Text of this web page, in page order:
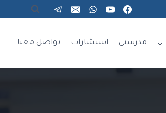
مدرستي استشارات تواصل معنا